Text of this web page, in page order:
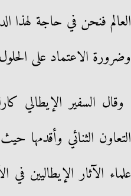
العالم فنحن في حاجة لهذا
وضرورة الاعتماد على
وقال السفير الإيطالي
التعاون الثنائي وأقدمها
علماء الآثار الإيطاليين